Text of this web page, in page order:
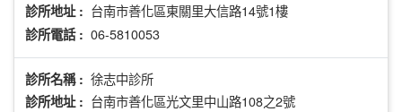
診所地址 : 台南市善化區東關里大信路14號1樓
診所電話 : 06-5810053
診所名稱 : 徐志中診所
診所地址 : 台南市善化區光文里中山路108之2號